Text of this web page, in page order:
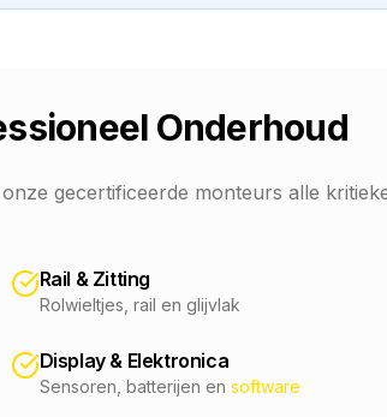
Onderhoud
gecertificeerde monteurs alle
Rail & Zitting
Rolwieltjes, rail en glijvlak
Display & Elektronica
Sensoren, batterijen en software